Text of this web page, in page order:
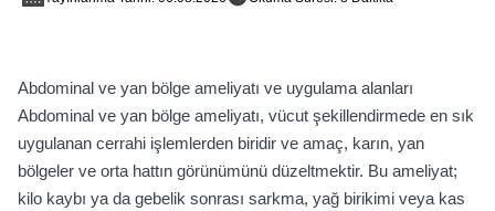
Abdominal ve yan bölge ameliyatı ve uygulama alanları
Abdominal ve yan bölge ameliyatı, vücut şekillendirmede en sık
uygulanan cerrahi işlemlerden biridir ve amaç, karın, yan
bölgeler ve orta hattın görünümünü düzeltmektir. Bu ameliyat;
kilo kaybı ya da gebelik sonrası sarkma, yağ birikimi veya kas